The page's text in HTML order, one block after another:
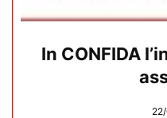
In CONFIDA